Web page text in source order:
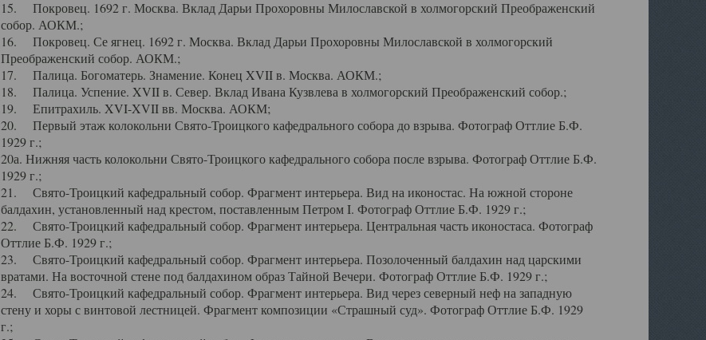
15. Покровец. 1692 г. Москва. Вклад Дарьи Прохоровны Милославской в холмогорский Преображенский
собор. АОКМ.;
16. Покровец. Се ягнец. 1692 г. Москва. Вклад Дарьи Прохоровны Милославской в холмогорский
Преображенский собор. АОКМ.;
17. Палица. Богоматерь. Знамение. Конец XVII в. Москва. АОКМ.;
18. Палица. Успение. XVII в. Север. Вклад Ивана Кузвлева в холмогорский Преображенский собор.;
19. Епитрахиль. XVI-XVII вв. Москва. АОКМ;
20. Первый этаж колокольни Свято-Троицкого кафедрального собора до взрыва. Фотограф Оттлие Б.Ф.
1929 г.;
20а. Нижняя часть колокольни Свято-Троицкого кафедрального собора после взрыва. Фотограф Оттлие Б.Ф.
1929 г.;
21. Свято-Троицкий кафедральный собор. Фрагмент интерьера. Вид на иконостас. На южной стороне
балдахин, установленный над крестом, поставленным Петром I. Фотограф Оттлие Б.Ф. 1929 г.;
22. Свято-Троицкий кафедральный собор. Фрагмент интерьера. Центральная часть иконостаса. Фотограф
Оттлие Б.Ф. 1929 г.;
23. Свято-Троицкий кафедральный собор. Фрагмент интерьера. Позолоченный балдахин над царскими
вратами. На восточной стене под балдахином образ Тайной Вечери. Фотограф Оттлие Б.Ф. 1929 г.;
24. Свято-Троицкий кафедральный собор. Фрагмент интерьера. Вид через северный неф на западную
стену и хоры с винтовой лестницей. Фрагмент композиции «Страшный суд». Фотограф Оттлие Б.Ф. 1929
г.;